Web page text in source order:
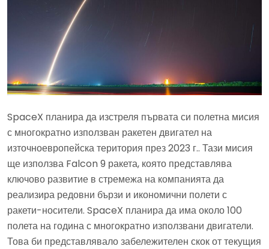
SpaceX планира да изстреля първата си полетна мисия
с многократно използван ракетен двигател на
източноевропейска територия през 2023 г.. Тази мисия
ще използва Falcon 9 ракета, която представлява
ключово развитие в стремежа на компанията да
реализира редовни бързи и икономични полети с
ракети-носители. SpaceX планира да има около 100
полета на година с многократно използвани двигатели.
Това би представлявало забележителен скок от текущия